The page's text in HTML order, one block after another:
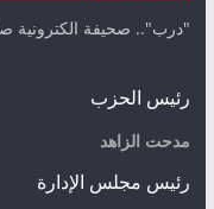
"درب".. صحيفة الكترونية
رئيس الحزب
مدحت الزاهد
رئيس مجلس الإدارة